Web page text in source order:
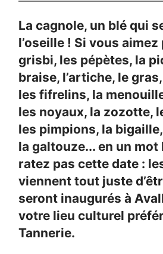
La cagnole, un blé qui
l’oseille ! Si vous
grisbi, les pépètes, la
braise, l’artiche, le
les fifrelins, la
les noyaux, la zozotte,
les pimpions, la
la galtouze... en un mot
ratez pas cette date :
viennent tout juste
seront inaugurés à
votre lieu culturel
Tannerie.